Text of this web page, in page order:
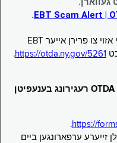
EBT Scam Alert |
.
באשיצן אייער בענעפיטן לערנט איבער ווי אזוי צו פרירן אייער EBT
https://otda.ny.gov/5261
.
מיר ווילן הערן אייער מיינונג! נעמט די OTDA רעגירונג בענעפיטן
https://
.
זייערע ערפארונגען ביים